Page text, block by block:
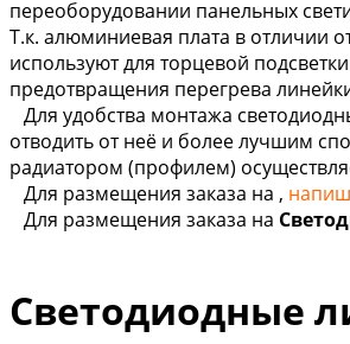
переоборудовании панельных
Т.к. алюминиевая плата в отличии
используют для торцевой
предотвращения перегрева
Для удобства монтажа
отводить от неё и более лучшим
радиатором (профилем)
Для размещения заказа на ,
Для размещения заказа на
Светодиодные